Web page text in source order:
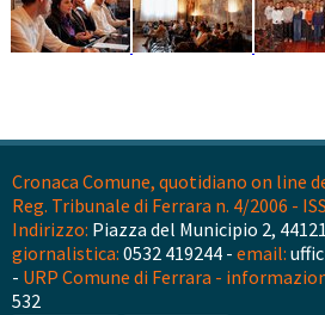
Cronaca Comune, quotidiano on line
Reg. Tribunale di Ferrara n. 4/2006 -
Indirizzo: Piazza del Municipio 2,
giornalistica: 0532 419244 - email:
- URP Comune di Ferrara -
532